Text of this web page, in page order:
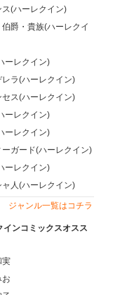
ス(ハーレクイン)
爵・貴族(ハーレクイ
ーレクイン)
レラ(ハーレクイン)
セス(ハーレクイン)
ーレクイン)
ーレクイン)
ーガード(ハーレクイン)
ーレクイン)
ャ人(ハーレクイン)
ジャンル一覧はコチラ
インコミックスオスス
実
お